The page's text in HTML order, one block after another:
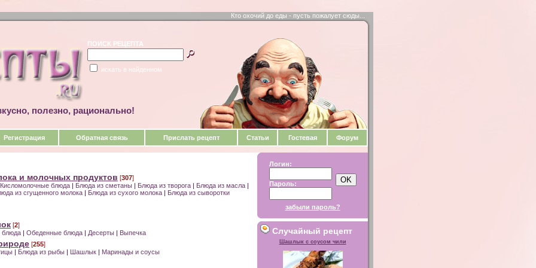
ПОИСК РЕЦЕПТА
искать в найденном
полезно, рационально!
Кто охочий до еды - пусть пожалует сюды...
Регистрация Обратная связь Прислать рецепт Статьи Гостевая Форум
и молочных продуктов [307]
Кисломолочные блюда | Блюда из сметаны | Блюда из творога | Блюда из масла |
из сгущенного молока | Блюда из сухого молока | Блюда из сыворотки
[2]
блюда | Обеденные блюда | Десерты | Выпечка
[255]
| Блюда из рыбы | Шашлык | Маринады и соусы
Логин:
Пароль:
забыли пароль?
Случайный рецепт
Шашлык с соусом чили